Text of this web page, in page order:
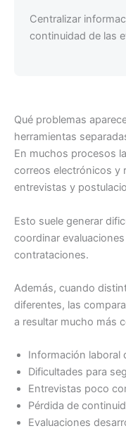
Centralizar
continuidad de las
Qué problemas
herramientas
En muchos procesos
correos electrónicos y
entrevistas y
Esto suele generar
coordinar
contrataciones.
Además, cuando
diferentes, las
a resultar mucho más
Información laboral
Dificultades para
Entrevistas poco
Pérdida de
Evaluaciones